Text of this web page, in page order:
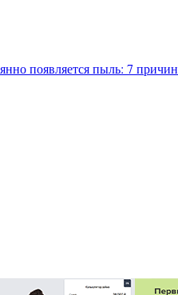
появляется пыль: 7 причин